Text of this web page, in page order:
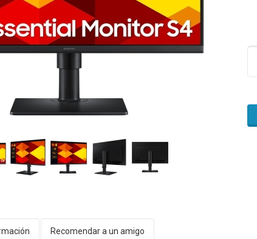
Recomendar a un amigo